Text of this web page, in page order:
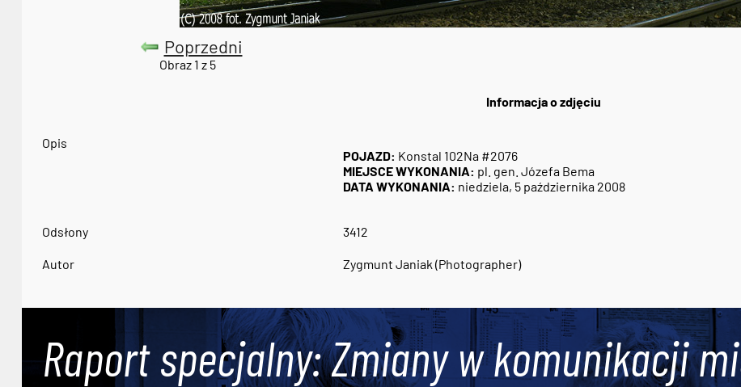
Poprzedni
Obraz 1 z 5
Informacja o zdjęciu
Opis
POJAZD: Konstal 102Na #2076
MIEJSCE WYKONANIA: pl. gen. Józefa Bema
DATA WYKONANIA: niedziela, 5 października 2008
Odsłony 3412
Autor Zygmunt Janiak (Photographer)
Raport specjalny: Zmiany w komunikacji